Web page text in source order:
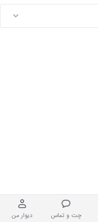
چت و تماس دیوار من